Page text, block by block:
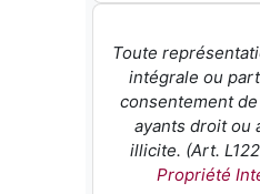
Toute
intégrale ou
consentement
ayants droit ou
illicite. (Art.
Propriété